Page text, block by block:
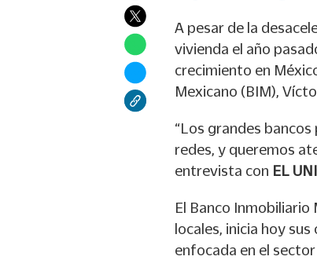
A pesar de la
vivienda el año
crecimiento en
Mexicano (BIM),
“Los grandes
redes, y queremos
entrevista con EL
El Banco
locales, inicia hoy
enfocada en el